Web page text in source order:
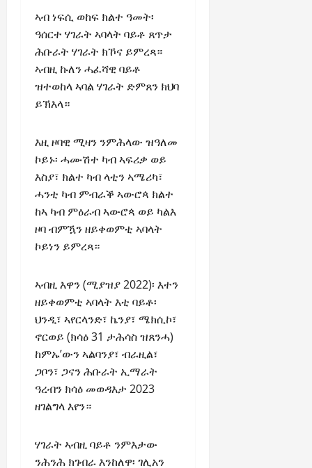
ኣብ ነፍሲ ወከፍ ክልተ ዓመት፡
ዓሰርተ ሃገራት ኣባላት ባይቶ ጸጥታ
ሕቡራት ሃገራት ክኾና ይምረጻ።
ኣብዚ ኩለን ሓፈሻዊ ባይቶ
ዝተወከላ ኣባል ሃገራት ድምጸን ክህባ
ይኽእላ።
እዚ ዞባዊ ሚዛን ንምሕላው ዝዓለመ
ኮይኑ፡ ሓሙሽተ ካብ ኣፍሪቃ ወይ
እስያ፣ ክልተ ካብ ላቲን ኣሜሪካ፣
ሓንቲ ካብ ምብራቕ ኣውሮጳ ክልተ
ከኣ ካብ ምዕራብ ኣውሮጳ ወይ ካልእ
ዞባ ብምዃን ዘይቀወምቲ ኣባላት
ኮይነን ይምረጻ።
ኣብዚ እዋን (ሚያዝያ 2022)፡ እተን
ዘይቀወምቲ ኣባላት እቲ ባይቶ፡
ህንዲ፣ ኣየርላንድ፣ ኬንያ፣ ሜክሲኮ፣
ኖርወይ (ክሳዕ 31 ታሕሳስ ዝጸንሓ)
ከምኡ’ውን ኣልባንያ፣ ብራዚል፣
ጋቦን፣ ጋናን ሕቡራት ኢማራት
ዓረብን ክሳዕ መወዳእታ 2023
ዘገልግላ እየን።
ሃገራት ኣብዚ ባይቶ ንምእታው
ንሕንሕ ክገብራ እንከለዋ፡ ገሊአን